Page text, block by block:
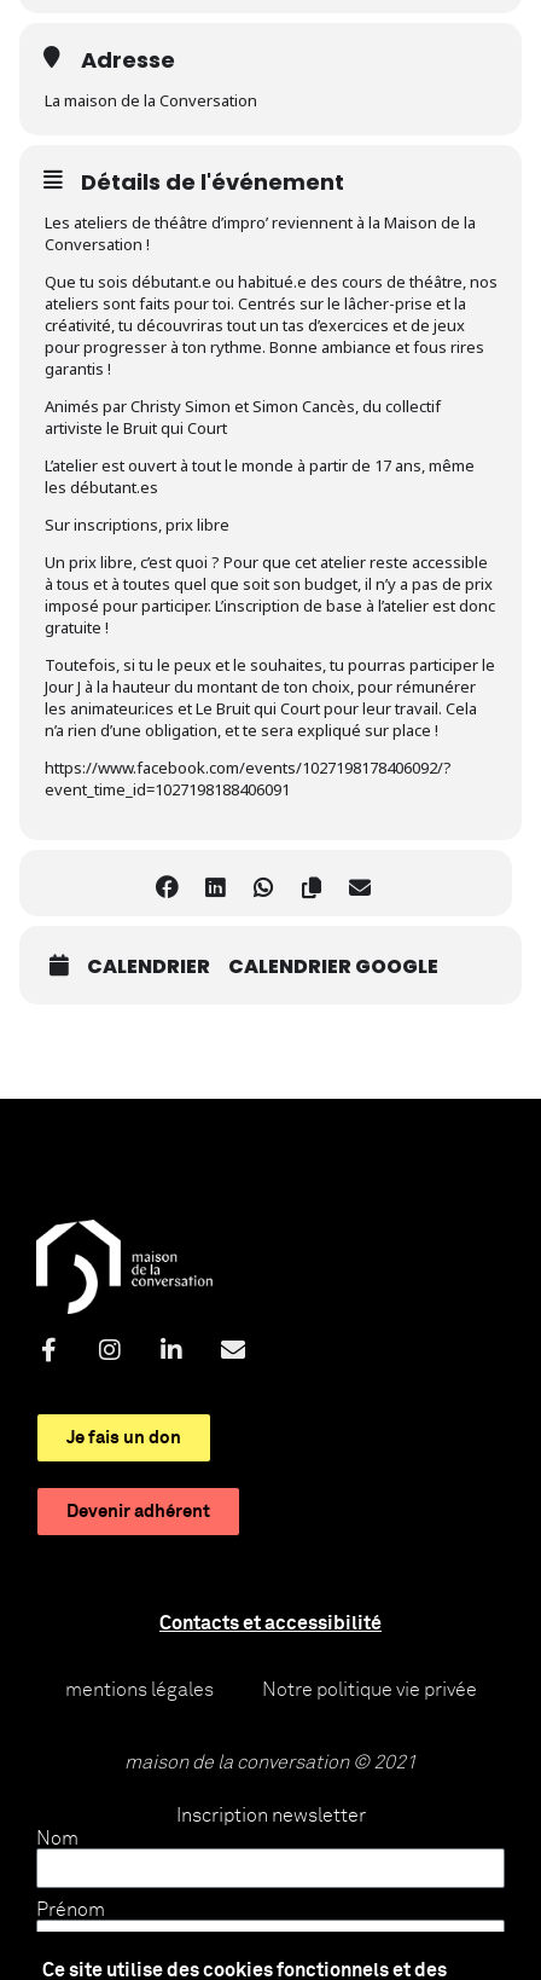
Ce site utilise des cookies fonctionnels et des
Adresse
La maison de la Conversation
Détails de l'événement
Les ateliers de théâtre d’impro’ reviennent à la Maison de la
Conversation !
Que tu sois débutant.e ou habitué.e des cours de théâtre, nos
ateliers sont faits pour toi. Centrés sur le lâcher-prise et la
créativité, tu découvriras tout un tas d’exercices et de jeux
pour progresser à ton rythme. Bonne ambiance et fous rires
garantis !
Animés par Christy Simon et Simon Cancès, du collectif
artiviste le Bruit qui Court
L’atelier est ouvert à tout le monde à partir de 17 ans, même
les débutant.es
Sur inscriptions, prix libre
Un prix libre, c’est quoi ? Pour que cet atelier reste accessible
à tous et à toutes quel que soit son budget, il n’y a pas de prix
imposé pour participer. L’inscription de base à l’atelier est donc
gratuite !
Toutefois, si tu le peux et le souhaites, tu pourras participer le
Jour J à la hauteur du montant de ton choix, pour rémunérer
les animateur.ices et Le Bruit qui Court pour leur travail. Cela
n’a rien d’une obligation, et te sera expliqué sur place !
https://www.facebook.com/events/1027198178406092/?
event_time_id=1027198188406091
CALENDRIER CALENDRIER GOOGLE
Je fais un don
Devenir adhérent
Contacts et accessibilité
mentions légales Notre politique vie privée
maison de la conversation © 2021
Inscription newsletter
Nom
Prénom